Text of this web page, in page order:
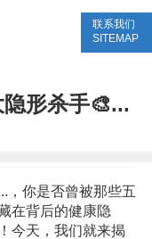
联系我们
SITEMAP
形杀手🎨...
，你是否曾被那些五
在背后的健康隐
今天，我们就来揭